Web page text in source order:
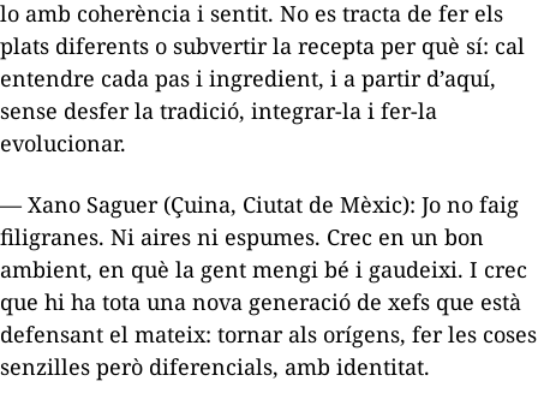
lo amb coherència i sentit. No es tracta de fer els
plats diferents o subvertir la recepta per què sí: cal
entendre cada pas i ingredient, i a partir d’aquí,
sense desfer la tradició, integrar-la i fer-la
evolucionar.
— Xano Saguer (Çuina, Ciutat de Mèxic): Jo no faig
filigranes. Ni aires ni espumes. Crec en un bon
ambient, en què la gent mengi bé i gaudeixi. I crec
que hi ha tota una nova generació de xefs que està
defensant el mateix: tornar als orígens, fer les coses
senzilles però diferencials, amb identitat.